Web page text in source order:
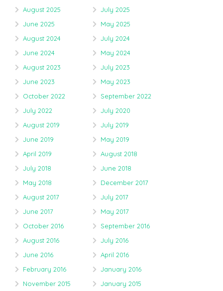
August 2025
July 2025
June 2025
May 2025
August 2024
July 2024
June 2024
May 2024
August 2023
July 2023
June 2023
May 2023
October 2022
September 2022
July 2022
July 2020
August 2019
July 2019
June 2019
May 2019
April 2019
August 2018
July 2018
June 2018
May 2018
December 2017
August 2017
July 2017
June 2017
May 2017
October 2016
September 2016
August 2016
July 2016
June 2016
April 2016
February 2016
January 2016
November 2015
January 2015